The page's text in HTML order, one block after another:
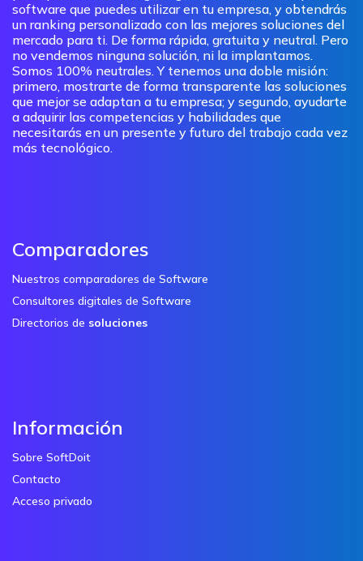
software que puedes utilizar en tu empresa, y obtendrás
un ranking personalizado con las mejores soluciones del
mercado para ti. De forma rápida, gratuita y neutral. Pero
no vendemos ninguna solución, ni la implantamos.
Somos 100% neutrales. Y tenemos una doble misión:
primero, mostrarte de forma transparente las soluciones
que mejor se adaptan a tu empresa; y segundo, ayudarte
a adquirir las competencias y habilidades que
necesitarás en un presente y futuro del trabajo cada vez
más tecnológico.
Comparadores
Nuestros comparadores de Software
Consultores digitales de Software
Directorios de soluciones
Información
Sobre SoftDoit
Contacto
Acceso privado